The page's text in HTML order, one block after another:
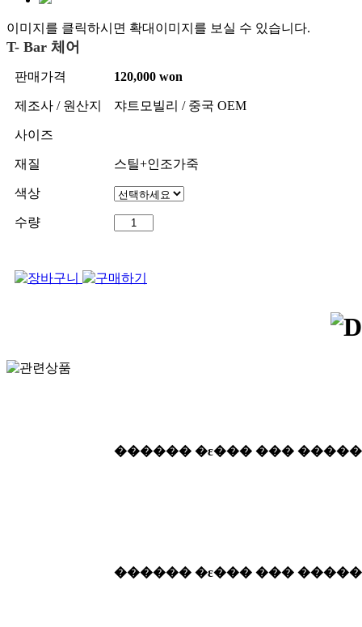
이미지를 클릭하시면 확대이미지를 보실 수 있습니다.
T- Bar 체어
판매가격 120,000 won
제조사 / 원산지 쟈트모빌리 / 중국 OEM
사이즈
재질 스틸+인조가죽
색상
수량